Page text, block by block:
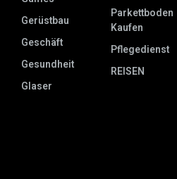
Gerüstbau
Geschäft
Gesundheit
Glaser
Parkettboden
Kaufen
Pflegedienst
REISEN